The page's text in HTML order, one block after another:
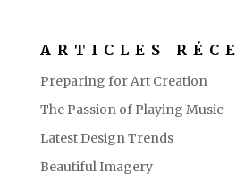
ARTICLES
Preparing for Art Creation
The Passion of Playing Music
Latest Design Trends
Beautiful Imagery